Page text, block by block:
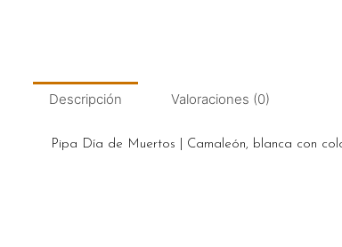
Descripción Valoraciones (0)
Pipa Día de Muertos | Camaleón, blanca con